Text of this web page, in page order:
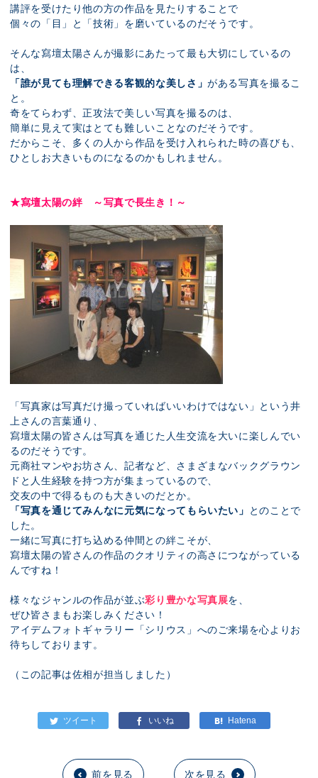
講評を受けたり他の方の作品を見たりすることで
個々の「目」と「技術」を磨いているのだそうです。
そんな寫壇太陽さんが撮影にあたって最も大切にしているの
は、
「誰が見ても理解できる客観的な美しさ」がある写真を撮るこ
と。
奇をてらわず、正攻法で美しい写真を撮るのは、
簡単に見えて実はとても難しいことなのだそうです。
だからこそ、多くの人から作品を受け入れられた時の喜びも、
ひとしお大きいものになるのかもしれません。
★寫壇太陽の絆 ～写真で長生き！～
「写真家は写真だけ撮っていればいいわけではない」という井
上さんの言葉通り、
寫壇太陽の皆さんは写真を通じた人生交流を大いに楽しんでい
るのだそうです。
元商社マンやお坊さん、記者など、さまざまなバックグラウン
ドと人生経験を持つ方が集まっているので、
交友の中で得るものも大きいのだとか。
「写真を通じてみんなに元気になってもらいたい」
とのことで
した。
一緒に写真に打ち込める仲間との絆こそが、
寫壇太陽の皆さんの作品のクオリティの高さにつながっている
んですね！
様々なジャンルの作品が並ぶ彩り豊かな写真展を、
ぜひ皆さまもお楽しみください！
アイデムフォトギャラリー「シリウス」へのご来場を心よりお
待ちしております。
（この記事は佐相が担当しました）
前を見る 次を見る